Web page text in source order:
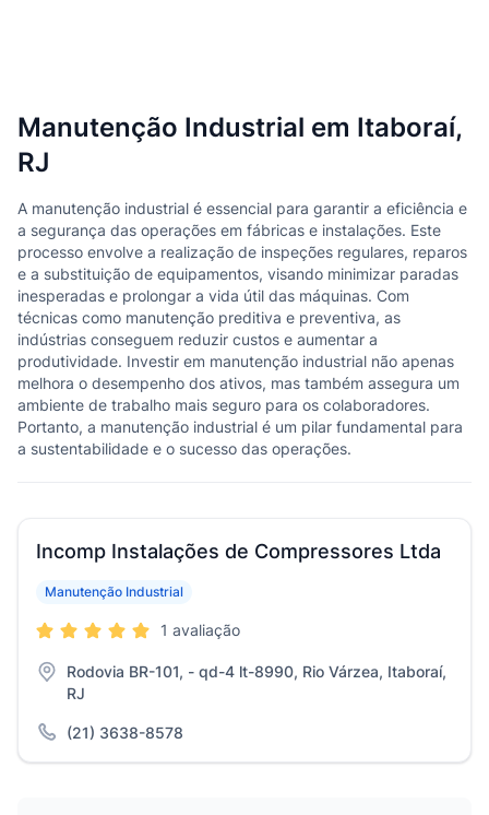
Manutenção Industrial em Itaboraí,
RJ
A manutenção industrial é essencial para garantir a eficiência e
a segurança das operações em fábricas e instalações. Este
processo envolve a realização de inspeções regulares, reparos
e a substituição de equipamentos, visando minimizar paradas
inesperadas e prolongar a vida útil das máquinas. Com
técnicas como manutenção preditiva e preventiva, as
indústrias conseguem reduzir custos e aumentar a
produtividade. Investir em manutenção industrial não apenas
melhora o desempenho dos ativos, mas também assegura um
ambiente de trabalho mais seguro para os colaboradores.
Portanto, a manutenção industrial é um pilar fundamental para
a sustentabilidade e o sucesso das operações.
Incomp Instalações de Compressores Ltda
Manutenção Industrial
1 avaliação
Rodovia BR-101, - qd-4 lt-8990, Rio Várzea, Itaboraí,
RJ
(21) 3638-8578